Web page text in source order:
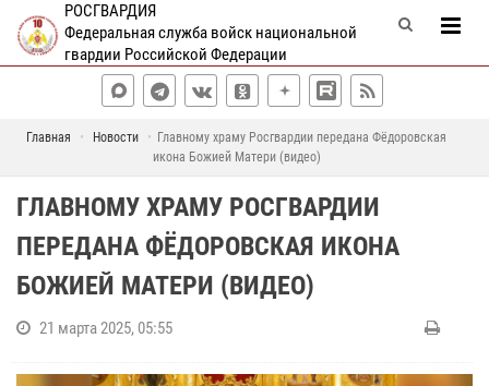
РОСГВАРДИЯ
Федеральная служба войск национальной
гвардии Российской Федерации
Главная Новости
Главному храму Росгвардии передана Фёдоровская
икона Божией Матери (видео)
ГЛАВНОМУ ХРАМУ РОСГВАРДИИ
ПЕРЕДАНА ФЁДОРОВСКАЯ ИКОНА
БОЖИЕЙ МАТЕРИ (ВИДЕО)
21 марта 2025, 05:55